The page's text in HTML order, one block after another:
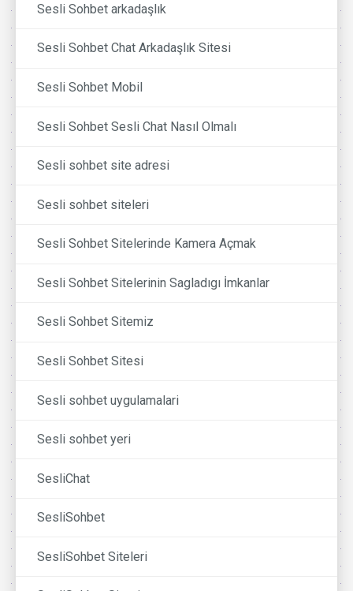
Sesli Sohbet arkadaşlık
Sesli Sohbet Chat Arkadaşlık Sitesi
Sesli Sohbet Mobil
Sesli Sohbet Sesli Chat Nasıl Olmalı
Sesli sohbet site adresi
Sesli sohbet siteleri
Sesli Sohbet Sitelerinde Kamera Açmak
Sesli Sohbet Sitelerinin Sagladıgı İmkanlar
Sesli Sohbet Sitemiz
Sesli Sohbet Sitesi
Sesli sohbet uygulamalari
Sesli sohbet yeri
SesliChat
SesliSohbet
SesliSohbet Siteleri